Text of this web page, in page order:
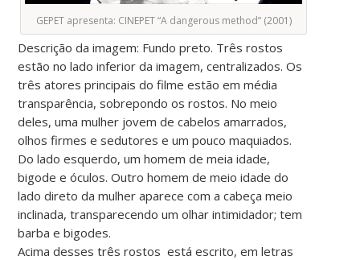
GEPET apresenta: CINEPET “A dangerous method” (2001)
Descrição da imagem: Fundo preto. Três rostos
estão no lado inferior da imagem, centralizados. Os
três atores principais do filme estão em média
transparência, sobrepondo os rostos. No meio
deles, uma mulher jovem de cabelos amarrados,
olhos firmes e sedutores e um pouco maquiados.
Do lado esquerdo, um homem de meia idade,
bigode e óculos. Outro homem de meio idade do
lado direto da mulher aparece com a cabeça meio
inclinada, transparecendo um olhar intimidador; tem
barba e bigodes.
Acima desses três rostos está escrito, em letras